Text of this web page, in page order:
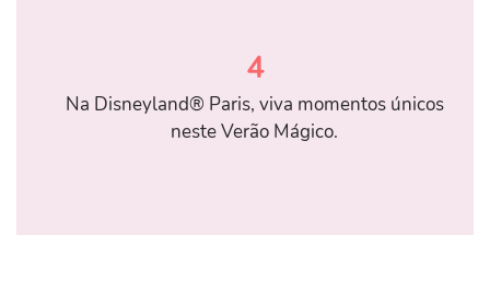
4
Na Disneyland® Paris, viva momentos únicos
neste Verão Mágico.